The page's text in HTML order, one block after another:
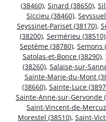
(38460), Sinard (38650),
Siccieu (38460),
Seyssinet-Pariset (38170),
(38200), Sermérieu (38510)
Septème (38780), Semons
Satolas-et-Bonce (38290),
(38260), Salaise-sur-
Sainte-Marie-du-Mont
(38660), Sainte-Luce
Sainte-Anne-sur-Gervonde
Saint-Vincent-de-
Morestel (38510), Saint-